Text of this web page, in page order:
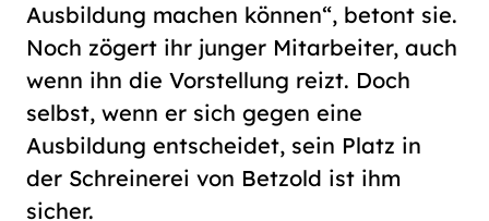
Ausbildung machen können“, betont sie.
Noch zögert ihr junger Mitarbeiter, auch
wenn ihn die Vorstellung reizt. Doch
selbst, wenn er sich gegen eine
Ausbildung entscheidet, sein Platz in
der Schreinerei von Betzold ist ihm
sicher.